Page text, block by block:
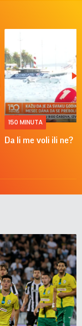
150 MINUTA
Da li me voli ili ne?